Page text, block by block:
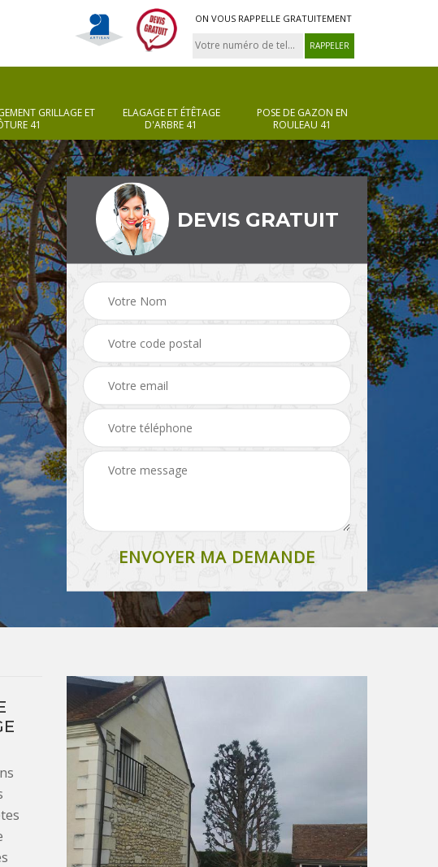
ON VOUS RAPPELLE GRATUITEMENT
GRILLAGE ET
41
ELAGAGE ET ÉTÊTAGE
D'ARBRE 41
POSE DE GAZON EN
ROULEAU 41
41 Taille de haie 41
DEVIS GRATUIT